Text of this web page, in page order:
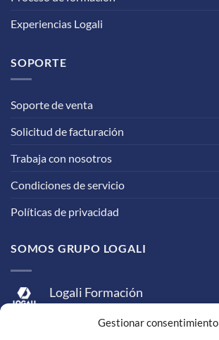
Gestionar consentimiento
Experiencias Logali
SOPORTE
Soporte de venta
Solicitud de facturación
Trabaja con nosotros
Condiciones de servicio
Políticas de privacidad
SOMOS GRUPO LOGALI
Logali Formación
Logali Consultoría